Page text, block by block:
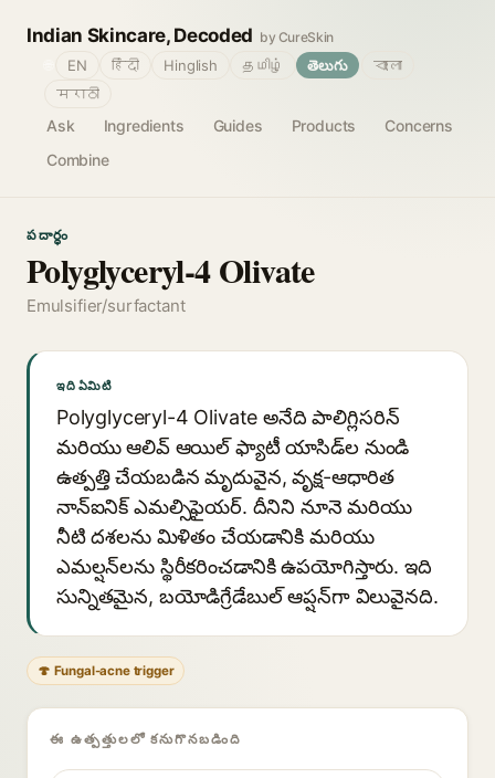
Indian Skincare, Decoded by CureSkin
Ask Ingredients Guides Products
Concerns
Combine
EN हिंदी Hinglish தமிழ் తెలుగు
বাংলা
मराठी
పదార్థం
Polyglyceryl-4 Olivate
Emulsifier/surfactant
ఇది ఏమిటి
Polyglyceryl-4 Olivate అనేది పాలిగ్లిసరిన్
మరియు ఆలివ్ ఆయిల్ ఫ్యాటీ యాసిడ్‌ల నుండి
ఉత్పత్తి చేయబడిన మృదువైన, వృక్ష-ఆధారిత
నాన్‌ఐనిక్ ఎమల్సిఫైయర్. దీనిని నూనె మరియు
నీటి దశలను మిళితం చేయడానికి మరియు
ఎమల్షన్‌లను స్థిరీకరించడానికి ఉపయోగిస్తారు. ఇది
సున్నితమైన, బయోడిగ్రేడేబుల్ ఆప్షన్‌గా విలువైనది.
🍄 Fungal-acne trigger
ఈ ఉత్పత్తులలో కనుగొనబడింది